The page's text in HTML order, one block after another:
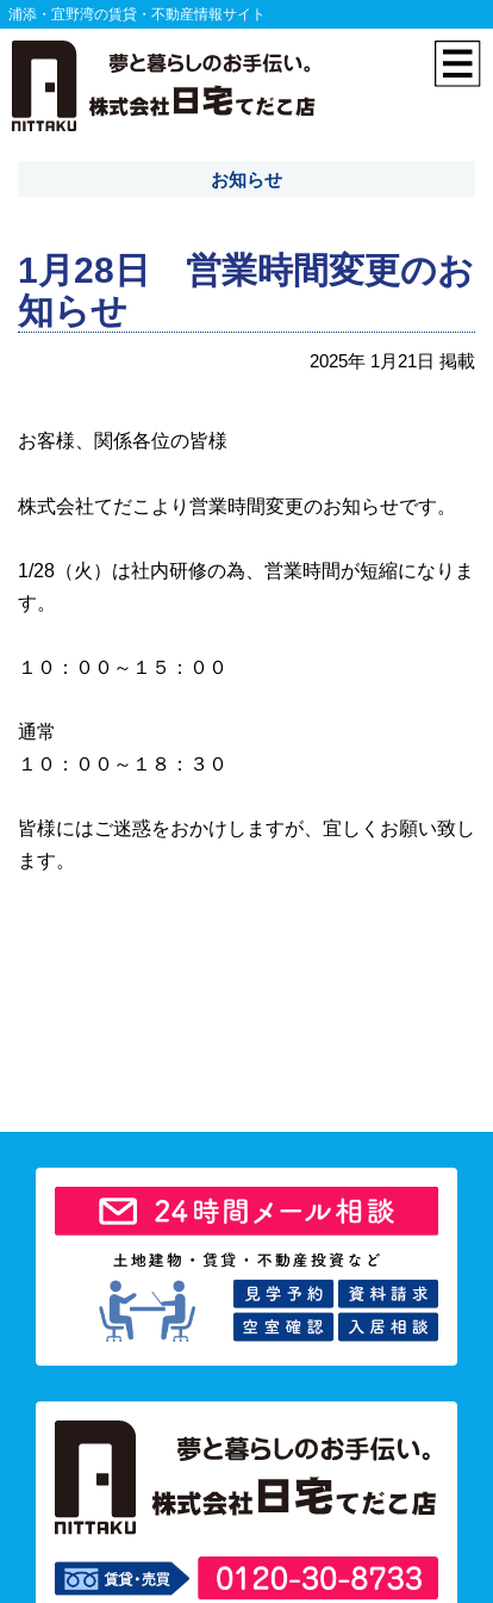
浦添・宜野湾の賃貸・不動産情報サイト
お知らせ
1月28日 営業時間変更のお
知らせ
2025年 1月21日 掲載
お客様、関係各位の皆様
株式会社てだこより営業時間変更のお知らせです。
1/28（火）は社内研修の為、営業時間が短縮になりま
す。
１０：００～１５：００
通常
１０：００～１８：３０
皆様にはご迷惑をおかけしますが、宜しくお願い致し
ます。